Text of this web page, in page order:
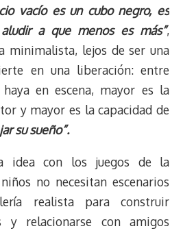
vacío es un cubo negro, es
a que menos es más”,
minimalista, lejos de ser una
en una liberación: entre
en escena, mayor es la
y mayor es la capacidad de
su sueño”.
idea con los juegos de la
no necesitan escenarios
realista para construir
y relacionarse con amigos